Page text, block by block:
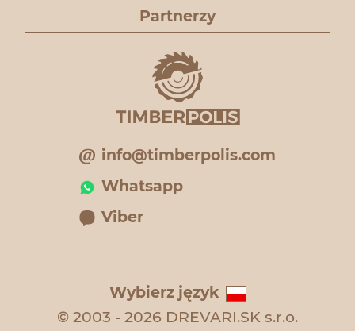
Partnerzy
info@timberpolis.com
Whatsapp
Viber
Wybierz język
© 2003 - 2026 DREVARI.SK s.r.o.